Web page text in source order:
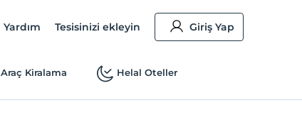
Yardım Tesisinizi ekleyin Giriş Yap
Araç Kiralama Helal Oteller